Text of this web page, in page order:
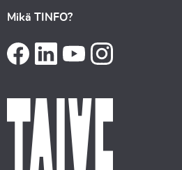
Mikä TINFO?